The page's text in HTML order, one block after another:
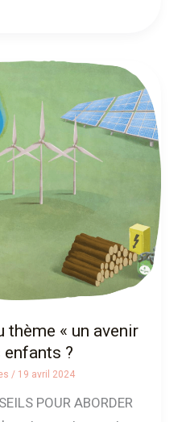
thème « un avenir
enfants ?
/ 19 avril 2024
POUR ABORDER